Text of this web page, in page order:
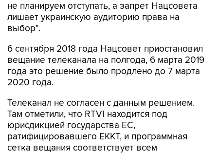
выбор".
6 сентября 2018 года Нацсовет приостановил
года это решение было продлено до 7 марта
2020 года.
Телеканал не согласен с данным решением.
юрисдикцией государства ЕС,
ратифицировавшего ЕККТ, и программная
сетка вещания соответствует всем
требованиям этой организации.